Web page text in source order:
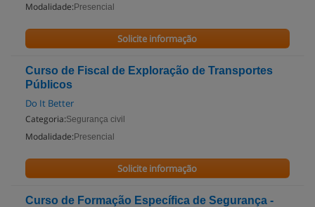
Modalidade: Presencial
Solicite informação
Curso de Fiscal de Exploração de Transportes
Públicos
Do It Better
Categoria:Segurança civil
Modalidade: Presencial
Solicite informação
Curso de Formação Específica de Segurança -